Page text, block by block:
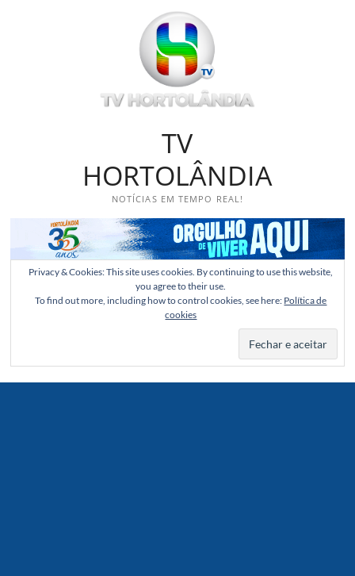
TV
HORTOLÂNDIA
NOTÍCIAS EM TEMPO REAL!
Privacy & Cookies: This site uses cookies. By continuing to use this website,
you agree to their use.
To find out more, including how to control cookies, see here: Política de
cookies